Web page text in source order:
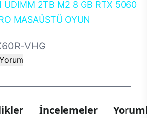
UDIMM 2TB M2 8 GB RTX 5060
MASAÜSTÜ OYUN
VHG
İncelemeler